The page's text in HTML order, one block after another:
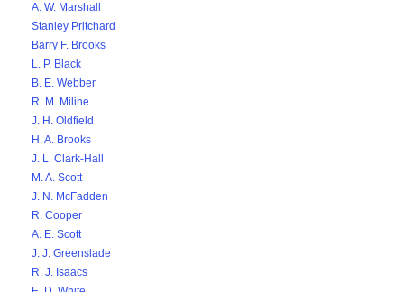
A. W. Marshall
Stanley Pritchard
Barry F. Brooks
L. P. Black
B. E. Webber
R. M. Miline
J. H. Oldfield
H. A. Brooks
J. L. Clark-Hall
M. A. Scott
J. N. McFadden
R. Cooper
A. E. Scott
J. J. Greenslade
R. J. Isaacs